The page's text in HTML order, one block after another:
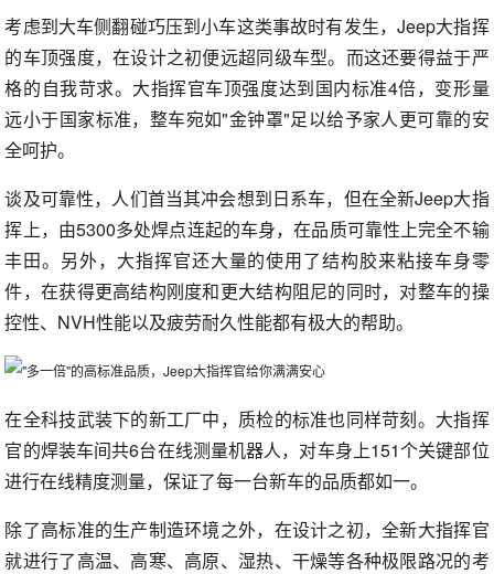
考虑到大车侧翻碰巧压到小车这类事故时有发生，Jeep大指挥
的车顶强度，在设计之初便远超同级车型。而这还要得益于严
格的自我苛求。大指挥官车顶强度达到国内标准4倍，变形量
远小于国家标准，整车宛如"金钟罩"足以给予家人更可靠的安
全呵护。
谈及可靠性，人们首当其冲会想到日系车，但在全新Jeep大指
挥上，由5300多处焊点连起的车身，在品质可靠性上完全不输
丰田。另外，大指挥官还大量的使用了结构胶来粘接车身零
件，在获得更高结构刚度和更大结构阻尼的同时，对整车的操
控性、NVH性能以及疲劳耐久性能都有极大的帮助。
在全科技武装下的新工厂中，质检的标准也同样苛刻。大指挥
官的焊装车间共6台在线测量机器人，对车身上151个关键部位
进行在线精度测量，保证了每一台新车的品质都如一。
除了高标准的生产制造环境之外，在设计之初，全新大指挥官
就进行了高温、高寒、高原、湿热、干燥等各种极限路况的考